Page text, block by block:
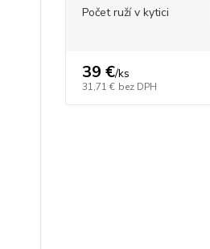
Počet ruží v kytici
39 €/ks
31,71 € bez DPH